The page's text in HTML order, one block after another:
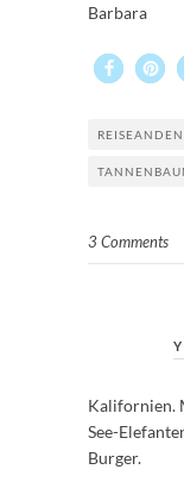
Barbara
3 Comments
Kalifornien.
See-
Burger.